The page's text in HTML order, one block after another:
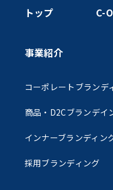
トップ C-
事業紹介
コーポレートブランデ
商品・D2Cブランデイ
インナーブランディン
採用ブランディング